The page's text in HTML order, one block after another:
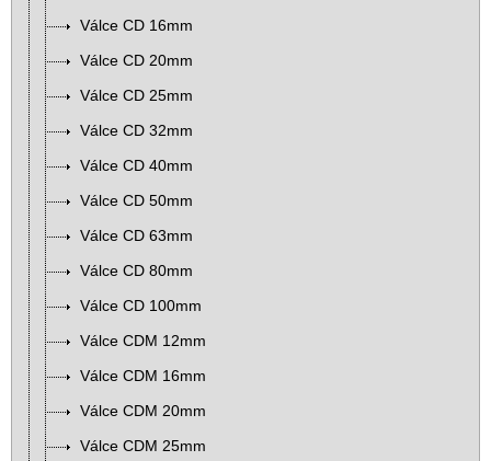
Válce CD 16mm
Válce CD 20mm
Válce CD 25mm
Válce CD 32mm
Válce CD 40mm
Válce CD 50mm
Válce CD 63mm
Válce CD 80mm
Válce CD 100mm
Válce CDM 12mm
Válce CDM 16mm
Válce CDM 20mm
Válce CDM 25mm